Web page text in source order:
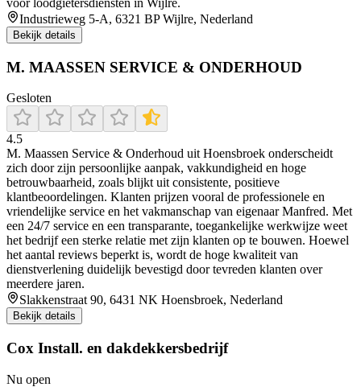
Industrieweg 5-A, 6321 BP Wijlre, Nederland
Bekijk details
M. MAASSEN SERVICE & ONDERHOUD
Gesloten
4.5
M. Maassen Service & Onderhoud uit Hoensbroek onderscheidt
zich door zijn persoonlijke aanpak, vakkundigheid en hoge
betrouwbaarheid, zoals blijkt uit consistente, positieve
klantbeoordelingen. Klanten prijzen vooral de professionele en
vriendelijke service en het vakmanschap van eigenaar Manfred. Met
een 24/7 service en een transparante, toegankelijke werkwijze weet
het bedrijf een sterke relatie met zijn klanten op te bouwen. Hoewel
het aantal reviews beperkt is, wordt de hoge kwaliteit van
dienstverlening duidelijk bevestigd door tevreden klanten over
meerdere jaren.
Slakkenstraat 90, 6431 NK Hoensbroek, Nederland
Bekijk details
Cox Install. en dakdekkersbedrijf
Nu open